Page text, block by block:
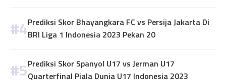
Prediksi Skor Bhayangkara FC vs Persija Jakarta Di
BRI Liga 1 Indonesia 2023 Pekan 20
Prediksi Skor Spanyol U17 vs Jerman U17
Quarterfinal Piala Dunia U17 Indonesia 2023